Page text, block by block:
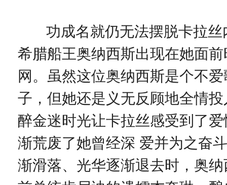
功成名就仍无法摆脱卡拉丝
希腊船王奥纳西斯出现在她面
网。虽然这位奥纳西斯是个不
子，但她还是义无反顾地全情
醉金迷时光让卡拉丝感受到了
渐荒废了她曾经深 爱并为之奋
渐滑落、光华逐渐退去时，奥